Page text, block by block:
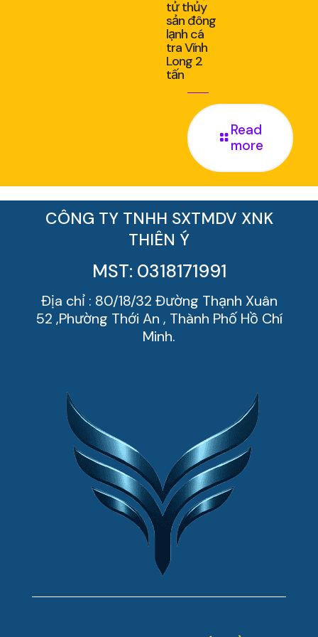
tử thủy
sản đông
lạnh cá
tra Vĩnh
Long 2
tấn
Read
more
CÔNG TY TNHH SXTMDV XNK
THIÊN Ý
MST: 0318171991
Địa chỉ : 80/18/32 Đường Thạnh Xuân
52 ,Phường Thới An , Thành Phố Hồ Chí
Minh.